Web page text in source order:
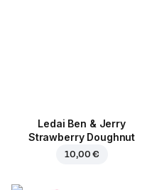
Ledai Ben & Jerry
Strawberry Doughnut
10,00 €